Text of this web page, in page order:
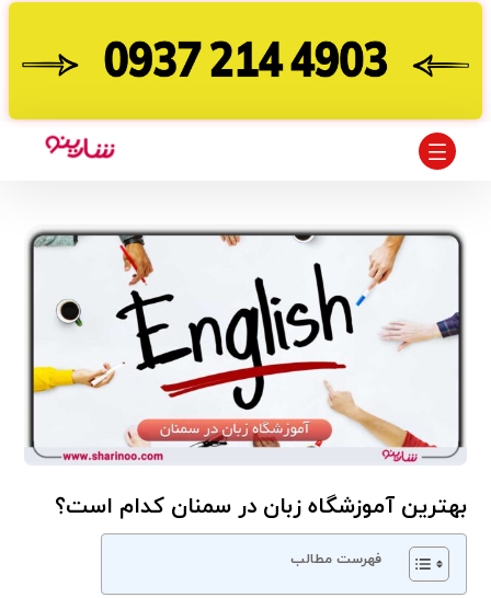
بهترین آموزشگاه زبان در سمنان کدام است؟
فهرست مطالب